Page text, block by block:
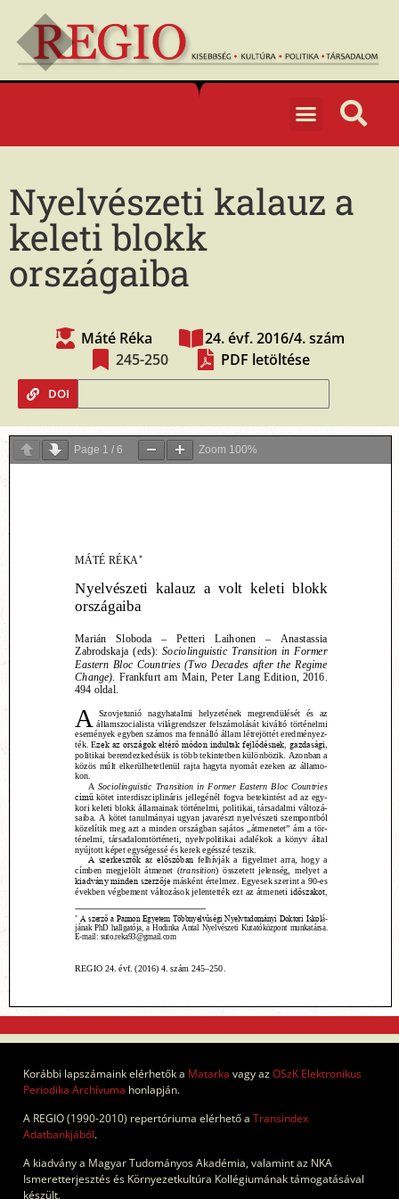
Nyelvészeti kalauz a
keleti blokk
országaiba
Máté Réka
24. évf. 2016/4. szám
245-250
PDF letöltése
DOI
Page 1 / 6 Zoom 100%
Korábbi lapszámaink elérhetők a Matarka vagy azOSzK Elektronikus
Periodika Archívuma honlapján.
A REGIO (1990-2010) repertóriuma elérhető a Transindex
Adatbankjából.
A kiadvány a Magyar Tudományos Akadémia, valamint az NKA
Ismeretterjesztés és Környezetkultúra Kollégiumának támogatásával
készült.